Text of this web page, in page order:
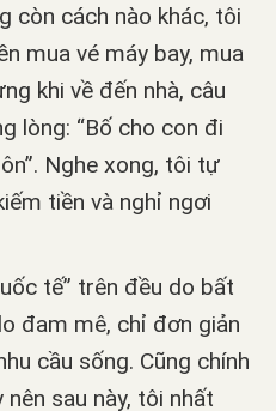
còn cách nào khác, tôi
mua vé máy bay, mua
khi về đến nhà, câu
lòng: “Bố cho con đi
Nghe xong, tôi tự
tiền và nghỉ ngơi
tế” trên đều do bất
đam mê, chỉ đơn giản
cầu sống. Cũng chính
sau này, tôi nhất